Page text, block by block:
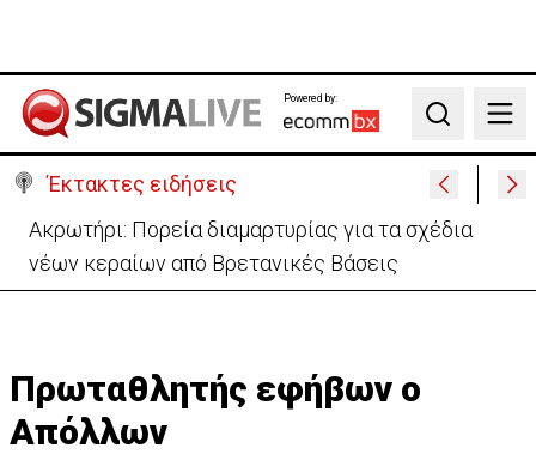
Powered by:
Search
Έκτακτες ειδήσεις
«Πόλεμος» Σάντσεθ-Μελόνι λόγω της Θέουτα:
Ελέγχους και από Ισπανία στα σύνορα
Πρωταθλητής εφήβων ο
Απόλλων